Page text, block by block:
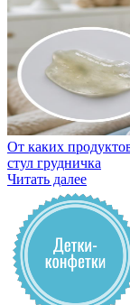
От каких
стул грудничка
Читать далее